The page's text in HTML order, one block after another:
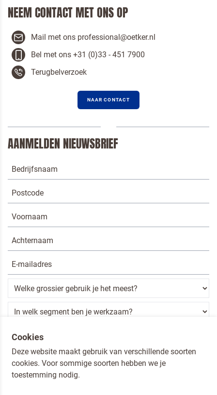
NEEM CONTACT MET ONS OP
Mail met ons professional@oetker.nl
Bel met ons +31 (0)33 - 451 7900
Terugbelverzoek
NAAR CONTACT
AANMELDEN NIEUWSBRIEF
Ik ben een horeca professional
Door op versturen te klikken, ga je akkoord metonze voorwaarden.
Cookies
Deze website maakt gebruik van verschillende soorten
cookies. Voor sommige soorten hebben we je
toestemming nodig.